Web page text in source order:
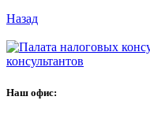
Назад
консультантов
Наш офис: